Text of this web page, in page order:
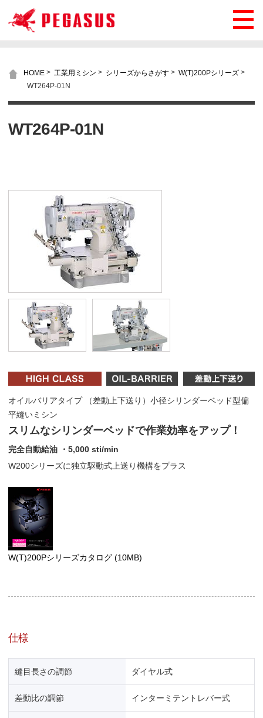
HOME > 工業用ミシン > シリーズからさがす > W(T)200Pシリーズ >
WT264P-01N
WT264P-01N
オイルバリアタイプ （差動上下送り）小径シリンダーベッド型偏
平縫いミシン
スリムなシリンダーベッドで作業効率をアップ！
完全自動給油 ・5,000 sti/min
W200シリーズに独立駆動式上送り機構をプラス
W(T)200Pシリーズカタログ (10MB)
仕様
縫目長さの調節 ダイヤル式
差動比の調節 インターミテントレバー式